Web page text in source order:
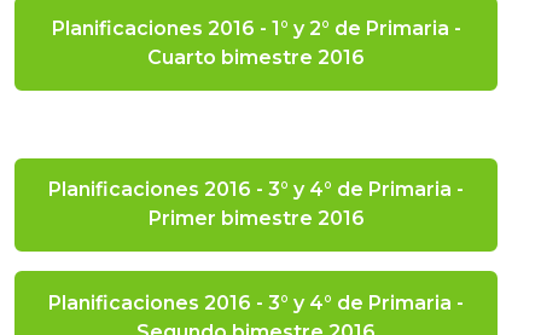
Planificaciones 2016 - 1° y 2° de Primaria -
Cuarto bimestre 2016
Planificaciones 2016 - 3° y 4° de Primaria -
Primer bimestre 2016
Planificaciones 2016 - 3° y 4° de Primaria -